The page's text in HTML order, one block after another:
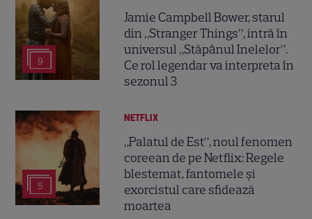
9
Jamie Campbell Bower, starul
din „Stranger Things”, intră în
universul „Stăpânul Inelelor”.
Ce rol legendar va interpreta în
sezonul 3
5
NETFLIX
„Palatul de Est”, noul fenomen
coreean de pe Netflix: Regele
blestemat, fantomele și
exorcistul care sfidează
moartea